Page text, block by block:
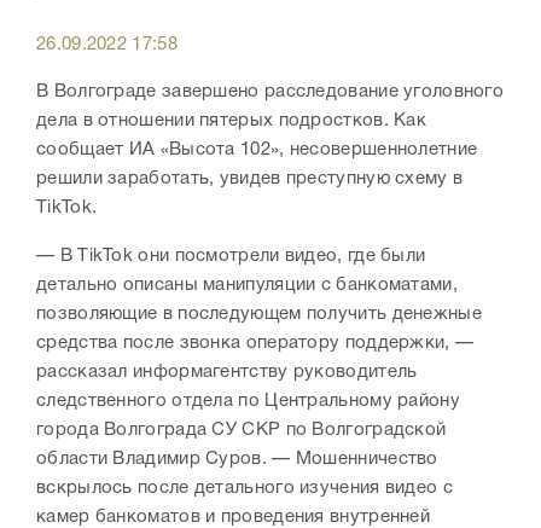
26.09.2022 17:58
В Волгограде завершено расследование уголовного
дела в отношении пятерых подростков. Как
сообщает ИА «Высота 102», несовершеннолетние
решили заработать, увидев преступную схему в
TikTok.
— В TikTok они посмотрели видео, где были
детально описаны манипуляции с банкоматами,
позволяющие в последующем получить денежные
средства после звонка оператору поддержки, —
рассказал информагентству руководитель
следственного отдела по Центральному району
города Волгограда СУ СКР по Волгоградской
области Владимир Суров. — Мошенничество
вскрылось после детального изучения видео с
камер банкоматов и проведения внутренней